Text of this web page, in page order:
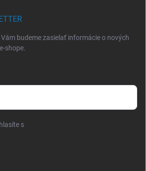
budeme zasielať informácie o nových
shope.
s